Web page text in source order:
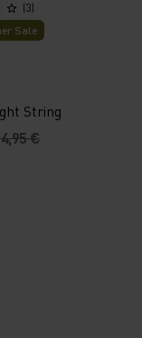
(3)
Sale
String
€